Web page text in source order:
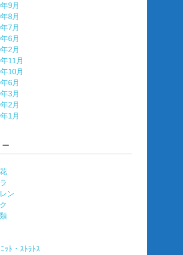
9月
8月
7月
6月
2月
11月
10月
6月
3月
2月
1月
ン
ｯﾄ・ｽﾄﾗﾄｽ